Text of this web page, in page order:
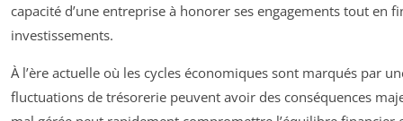
capacité d’une entreprise à honorer ses engagements tout en
investissements.
À l’ère actuelle où les cycles économiques sont marqués par
fluctuations de trésorerie peuvent avoir des conséquences